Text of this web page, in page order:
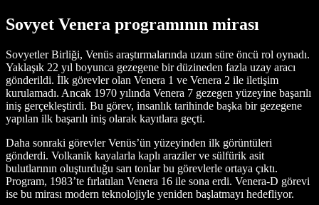
Sovyet Venera programının mirası
Sovyetler Birliği, Venüs araştırmalarında uzun süre öncü rol oynadı.
Yaklaşık 22 yıl boyunca gezegene bir düzineden fazla uzay aracı
gönderildi. İlk görevler olan Venera 1 ve Venera 2 ile iletişim
kurulamadı. Ancak 1970 yılında Venera 7 gezegen yüzeyine başarılı
iniş gerçekleştirdi. Bu görev, insanlık tarihinde başka bir gezegene
yapılan ilk başarılı iniş olarak kayıtlara geçti.
Daha sonraki görevler Venüs’ün yüzeyinden ilk görüntüleri
gönderdi. Volkanik kayalarla kaplı araziler ve sülfürik asit
bulutlarının oluşturduğu sarı tonlar bu görevlerle ortaya çıktı.
Program, 1983’te fırlatılan Venera 16 ile sona erdi. Venera-D görevi
ise bu mirası modern teknolojiyle yeniden başlatmayı hedefliyor.